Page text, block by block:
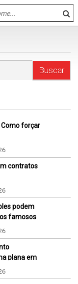
Como forçar
contratos
podem
famosos
plana em
e Piçarras